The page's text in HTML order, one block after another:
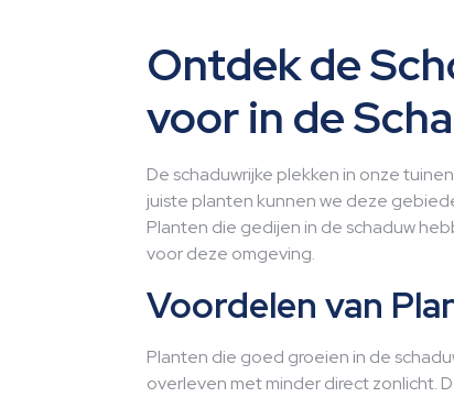
Ontdek de
voor in de
De schaduwrijke plekken in onze
juiste planten kunnen we deze
Planten die gedijen in de schaduw
voor deze omgeving.
Voordelen van
Planten die goed groeien in de
overleven met minder direct zonlicht.